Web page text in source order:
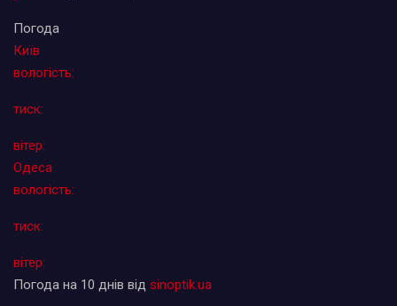
Погода
Київ
вологість:
тиск:
вітер:
Одеса
вологість:
тиск:
вітер:
Погода на 10 днів від sinoptik.ua